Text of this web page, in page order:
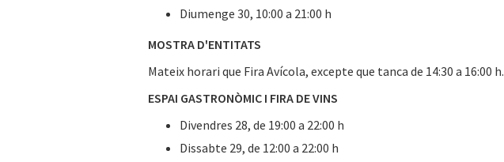
Diumenge 30, 10:00 a 21:00 h
MOSTRA D'ENTITATS
Mateix horari que Fira Avícola, excepte que tanca de 14:30 a 16:00 h.
ESPAI GASTRONÒMIC I FIRA DE VINS
Divendres 28, de 19:00 a 22:00 h
Dissabte 29, de 12:00 a 22:00 h